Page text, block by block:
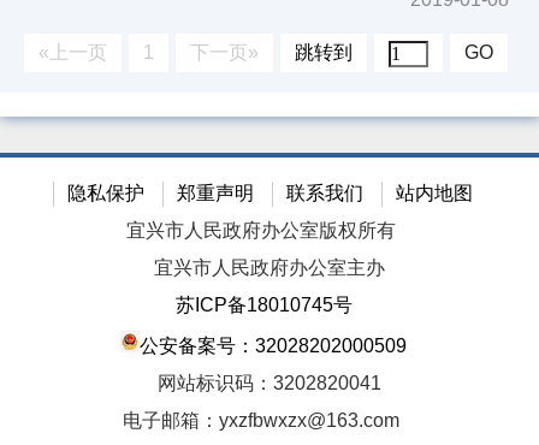
«上一页 1 下一页» 跳转到 GO
隐私保护 郑重声明 联系我们
站内地图
宜兴市人民政府办公室版权所有
宜兴市人民政府办公室主办
苏ICP备18010745号
公安备案号：32028202000509
网站标识码：3202820041
电子邮箱：yxzfbwxzx@163.com